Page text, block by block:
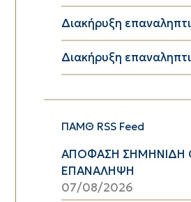
Διακήρυξη
Διακήρυξη
ΠΑΜΘ RSS Feed
ΑΠΟΦΑΣΗ ΣΗΜΗΝΙΔΗ
ΕΠΑΝΑΛΗΨΗ
07/08/2026